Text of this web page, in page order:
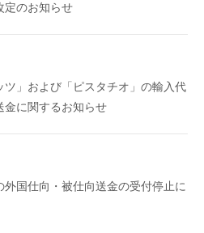
定のお知らせ
ツ」および「ピスタチオ」の輸入代
金に関するお知らせ
国仕向・被仕向送金の受付停止に